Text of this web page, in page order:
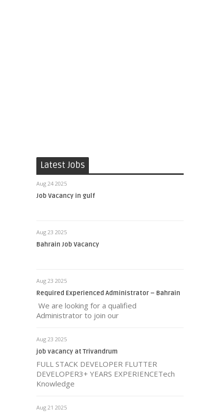
Latest Jobs
Aug 24 2025
Job Vacancy in gulf
Aug 23 2025
Bahrain Job Vacancy
Aug 23 2025
Required Experienced Administrator – Bahrain
We are looking for a qualified
Administrator to join our
Aug 23 2025
job vacancy at Trivandrum
FULL STACK DEVELOPER FLUTTER
DEVELOPER3+ YEARS EXPERIENCETech
Knowledge
Aug 21 2025